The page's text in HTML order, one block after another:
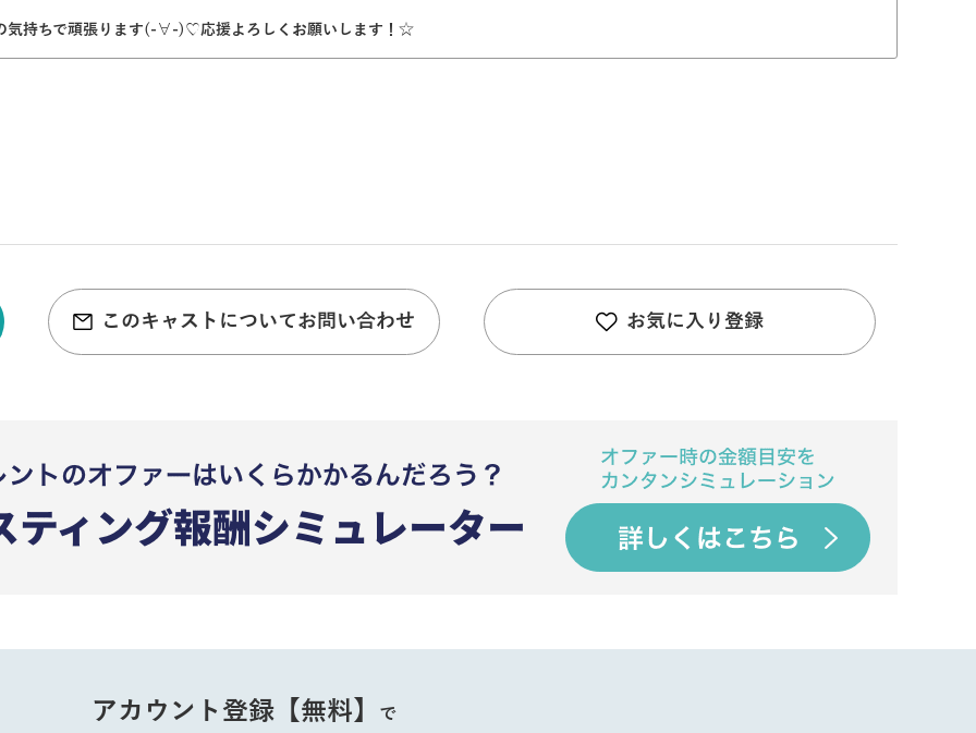
気持ちで頑張ります(-∀-)♡応援よろしくお願いします！☆
このキャストについてお問い合わせ お気に入り登録
アカウント登録【無料】 で